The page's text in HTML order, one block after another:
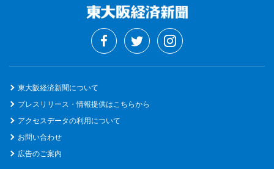
東大阪経済新聞について
プレスリリース・情報提供はこちらから
アクセスデータの利用について
お問い合わせ
広告のご案内